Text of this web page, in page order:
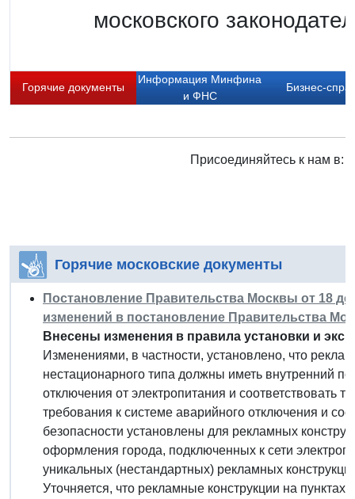
московского
Горячие документы
Информация Минфина
и ФНС
Бизнес-
Присоединяйтесь к нам в:
Горячие московские документы
Постановление Правительства Москвы от 18
изменений в постановление Правительства
Внесены изменения в правила установки и
Изменениями, в частности, установлено, что
нестационарного типа должны иметь внутренний
отключения от электропитания и соответствовать
требования к системе аварийного отключения и
безопасности установлены для рекламных
оформления города, подключенных к сети
уникальных (нестандартных) рекламных
Уточняется, что рекламные конструкции на